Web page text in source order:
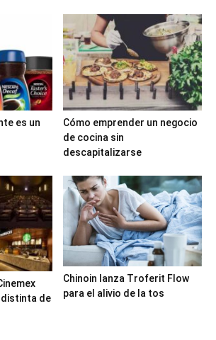
es un
Cómo emprender un negocio
de cocina sin
descapitalizarse
distinta de
Chinoin lanza Troferit Flow
para el alivio de la tos